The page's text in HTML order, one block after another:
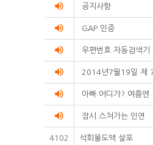
volume_up 공지사항
volume_up GAP 인증
volume_up 우편번호 자동검
volume_up 2014년7월19일 제
volume_up 아빠 어디가? 여름엔
volume_up 잠시 스쳐가는 인연
4102 석회볼도액 살포